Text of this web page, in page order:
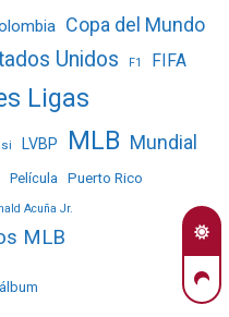
Copa del Mundo
Unidos F1 FIFA
Ligas
LVBP MLB Mundial
Película Puerto Rico
Acuña Jr.
MLB
álbum